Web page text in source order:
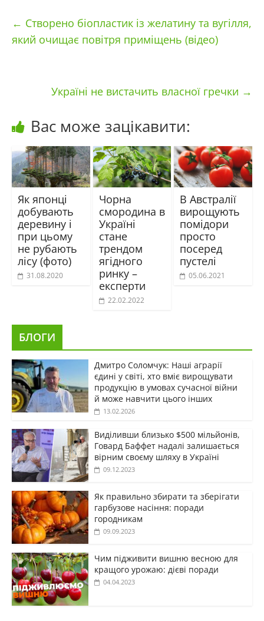
← Створено біопластик із желатину та вугілля,
який очищає повітря приміщень (відео)
Україні не вистачить власної гречки →
Вас може зацікавити:
Як японці
добувають
деревину і
при цьому
не рубають
лісу (фото)
31.08.2020
Чорна
смородина в
Україні
стане
трендом
ягідного
ринку –
експерти
22.02.2022
В Австралії
вирощують
помідори
просто
посеред
пустелі
05.06.2021
БЛОГИ
Дмитро Соломчук: Наші аграрії
єдині у світі, хто вміє вирощувати
продукцію в умовах сучасної війни
й може навчити цього інших
13.02.2026
Виділивши близько $500 мільйонів,
Говард Баффет надалі залишається
вірним своєму шляху в Україні
09.12.2023
Як правильно збирати та зберігати
гарбузове насіння: поради
городникам
09.09.2023
Чим підживити вишню весною для
кращого урожаю: дієві поради
04.04.2023